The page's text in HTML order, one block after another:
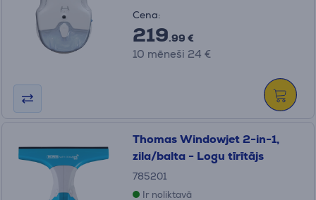
Cena:
219.99 €
10 mēneši 24 €
Thomas Windowjet 2-in-1,
zila/balta - Logu tīrītājs
785201
Ir noliktavā